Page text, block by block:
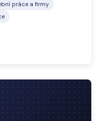
práce a firmy